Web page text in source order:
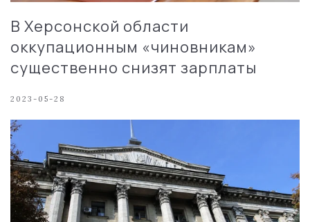
В Херсонской области
оккупационным «чиновникам»
существенно снизят зарплаты
2023-05-28